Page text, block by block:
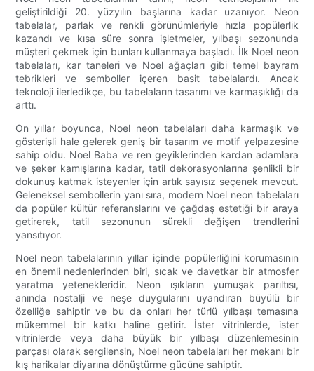
geliştirildiği 20. yüzyılın başlarına kadar uzanıyor. Neon
tabelalar, parlak ve renkli görünümleriyle hızla popülerlik
kazandı ve kısa süre sonra işletmeler, yılbaşı sezonunda
müşteri çekmek için bunları kullanmaya başladı. İlk Noel neon
tabelaları, kar taneleri ve Noel ağaçları gibi temel bayram
tebrikleri ve semboller içeren basit tabelalardı. Ancak
teknoloji ilerledikçe, bu tabelaların tasarımı ve karmaşıklığı da
arttı.
On yıllar boyunca, Noel neon tabelaları daha karmaşık ve
gösterişli hale gelerek geniş bir tasarım ve motif yelpazesine
sahip oldu. Noel Baba ve ren geyiklerinden kardan adamlara
ve şeker kamışlarına kadar, tatil dekorasyonlarına şenlikli bir
dokunuş katmak isteyenler için artık sayısız seçenek mevcut.
Geleneksel sembollerin yanı sıra, modern Noel neon tabelaları
da popüler kültür referanslarını ve çağdaş estetiği bir araya
getirerek, tatil sezonunun sürekli değişen trendlerini
yansıtıyor.
Noel neon tabelalarının yıllar içinde popülerliğini korumasının
en önemli nedenlerinden biri, sıcak ve davetkar bir atmosfer
yaratma yetenekleridir. Neon ışıkların yumuşak parıltısı,
anında nostalji ve neşe duygularını uyandıran büyülü bir
özelliğe sahiptir ve bu da onları her türlü yılbaşı temasına
mükemmel bir katkı haline getirir. İster vitrinlerde, ister
vitrinlerde veya daha büyük bir yılbaşı düzenlemesinin
parçası olarak sergilensin, Noel neon tabelaları her mekanı bir
kış harikalar diyarına dönüştürme gücüne sahiptir.